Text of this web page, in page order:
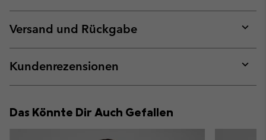
or
Versand und Rückgabe
or
Kundenrezensionen
or
Das Könnte Dir Auch Gefallen